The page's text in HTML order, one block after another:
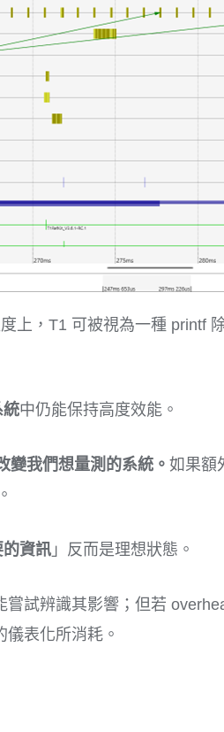
上，T1 可被視為一種 printf
統中仍能保持高度效能。
我們想量測的系統。 如果額
資訊 」反而是理想狀態。
試辨識其影響；但若
表化所消耗。